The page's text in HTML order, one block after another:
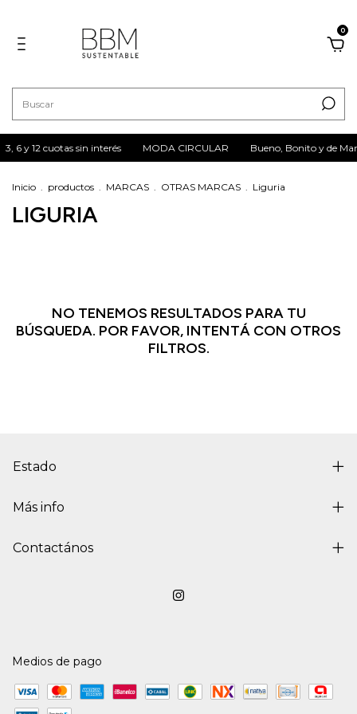
0
3, 6 y 12 cuotas sin interés MODA CIRCULAR Bueno, Bonito y de
Inicio . productos . MARCAS . OTRAS MARCAS . Liguria
LIGURIA
NO TENEMOS RESULTADOS PARA TU
BÚSQUEDA. POR FAVOR, INTENTÁ CON OTROS
FILTROS.
Estado
Más info
Contactános
Medios de pago